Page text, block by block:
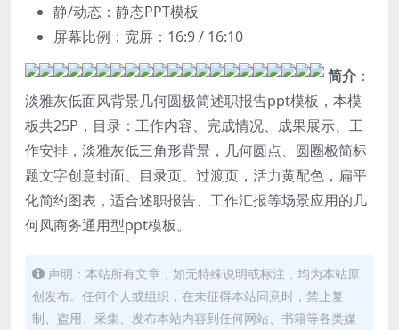
静/动态：静态PPT模板
屏幕比例：宽屏：16:9 / 16:10
简介 ：
淡雅灰低面风背景几何圆极简述职报告ppt模板，本模
板共25P，目录：工作内容、完成情况、成果展示、工
作安排，淡雅灰低三角形背景，几何圆点、圆圈极简标
题文字创意封面、目录页、过渡页，活力黄配色，扁平
化简约图表，适合述职报告、工作汇报等场景应用的几
何风商务通用型ppt模板。
声明：本站所有文章，如无特殊说明或标注，均为本站原
创发布。任何个人或组织，在未征得本站同意时，禁止复
制、盗用、采集、发布本站内容到任何网站、书籍等各类媒